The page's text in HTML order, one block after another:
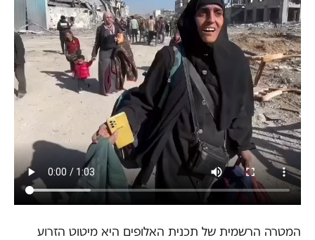
המטרה הרשמית של תכנית האלופים היא מיטוט הזרוע